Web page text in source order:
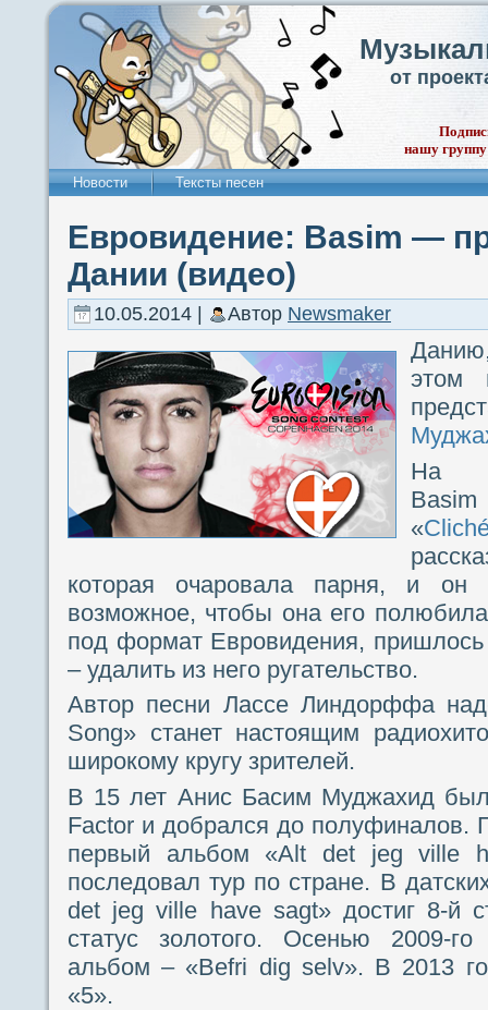
от
нашу
Новости Тексты песен
Евровидение: Basim —
Дании (видео)
10.05.2014 | Автор Newsmaker
этом
На
«
которая очаровала парня, и он
возможное, чтобы она его
под формат Евровидения, пришлось
– удалить из него ругательство.
Автор песни Лассе Линдорффа
Song» станет настоящим
широкому кругу зрителей.
В 15 лет Анис Басим Муджахид
Factor и добрался до полуфиналов.
первый альбом «Alt det jeg ville
последовал тур по стране. В
det jeg ville have sagt» достиг 8-й
статус золотого. Осенью 2009-
альбом – «Befri dig selv». В 2013
«5».